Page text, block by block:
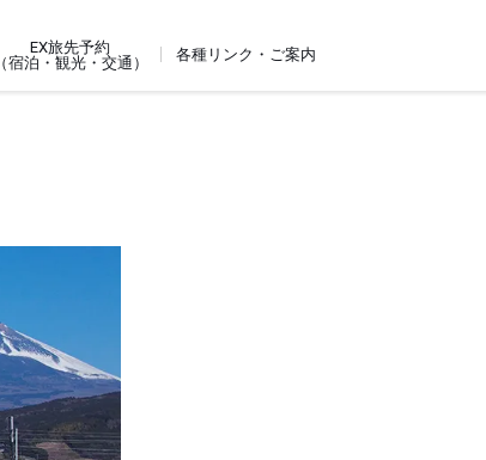
EX旅先予約
（宿泊・観光・交通）
各種リンク・ご案内